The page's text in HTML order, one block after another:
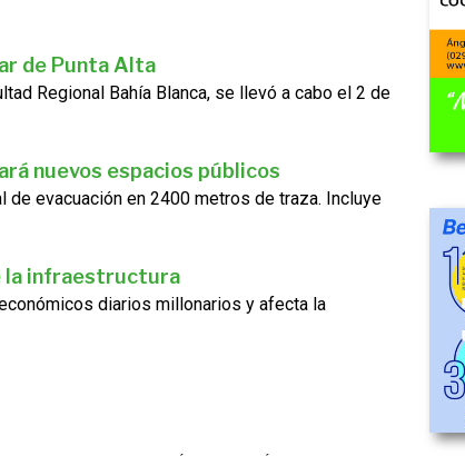
de Punta Alta
Regional Bahía Blanca, se llevó a cabo el 2 de
nuevos espacios públicos
de evacuación en 2400 metros de traza. Incluye
la infraestructura
diarios millonarios y afecta la